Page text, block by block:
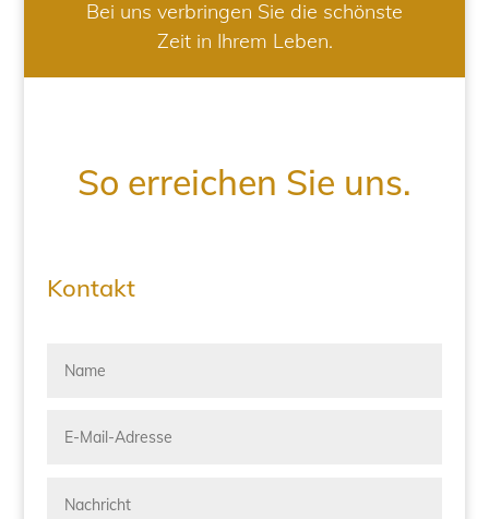
Bei uns verbringen Sie die schönste
Zeit in Ihrem Leben.
So erreichen Sie uns.
Kontakt